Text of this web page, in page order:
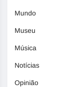
Mundo
Museu
Música
Notícias
Opinião